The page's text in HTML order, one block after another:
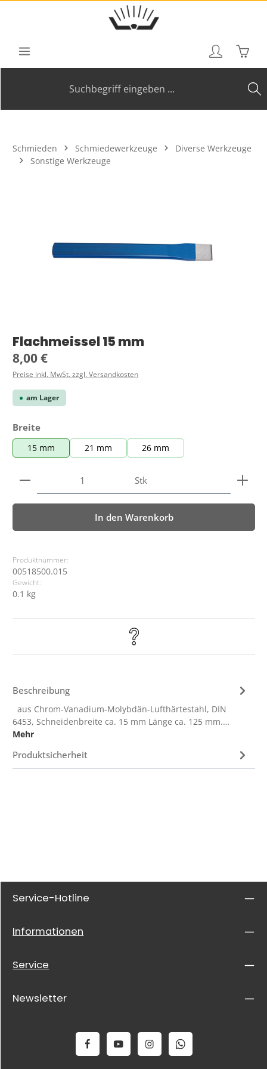
Zum Hauptinhalt springen
Schmieden Schmiedewerkzeuge
Diverse Werkzeuge
Sonstige Werkzeuge
Flachmeissel 15 mm
Regulärer Preis:
8,00 €
Preise inkl. MwSt. zzgl. Versandkosten
am Lager
Breiteauswählen
15 mm 21 mm 26 mm
Produkt Anzahl: Gib den gewünschten Wert ein
Stk
In den Warenkorb
Produktnummer:
00518500.015
Gewicht:
0.1 kg
Beschreibung
aus Chrom-Vanadium-Molybdän-Lufthärtestahl, DIN
6453, Schneidenbreite ca. 15 mm Länge ca. 125 mm.…
Mehr
Produktsicherheit
Service-Hotline
Informationen
Service
Newsletter